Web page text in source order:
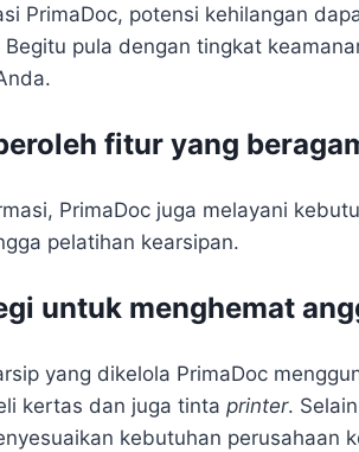
PrimaDoc, potensi kehilangan
pula dengan tingkat
fitur yang
PrimaDoc juga melayani
pelatihan kearsipan.
untuk menghemat
yang dikelola PrimaDoc
kertas dan juga tinta printer.
kebutuhan perusahaan